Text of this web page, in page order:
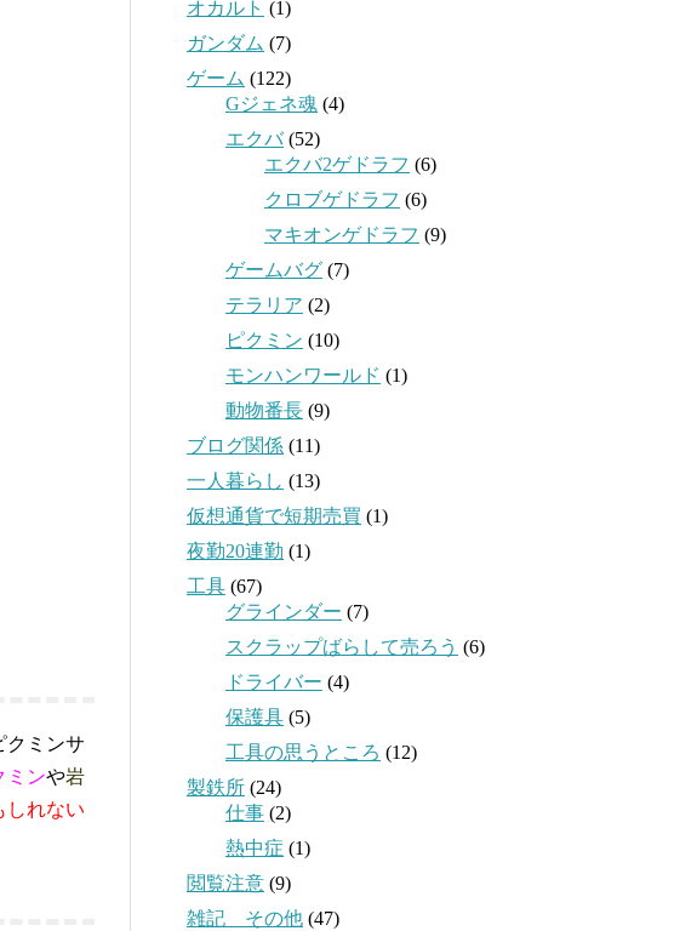
クミンサ
ミンや岩
しれない
オカルト (1)
ガンダム (7)
ゲーム (122)
Gジェネ魂 (4)
エクバ(52)
エクバ2ゲドラフ (6)
クロブゲドラフ (6)
マキオンゲドラフ (9)
ゲームバグ (7)
テラリア (2)
ピクミン (10)
モンハンワールド (1)
動物番長 (9)
ブログ関係 (11)
一人暮らし (13)
仮想通貨で短期売買 (1)
夜勤20連勤 (1)
工具 (67)
グラインダー (7)
スクラップばらして売ろう (6)
ドライバー (4)
保護具 (5)
工具の思うところ (12)
製鉄所 (24)
仕事 (2)
熱中症 (1)
閲覧注意 (9)
雑記 その他 (47)